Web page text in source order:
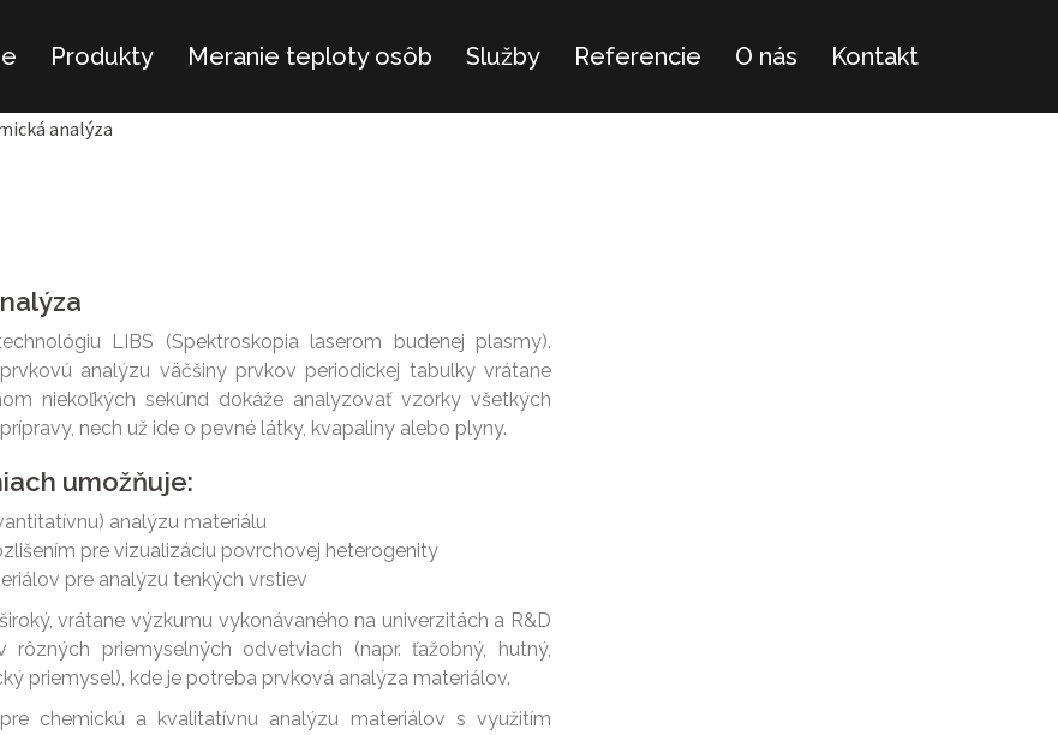
Produkty Meranie teploty osôb Služby Referencie O nás Kontakt
analýza
LIBS (Spektroskopia laserom budenej plasmy).
analýzu väčšiny prvkov periodickej tabulky vrátane
niekoľkých sekúnd dokáže analyzovať vzorky všetkých
nech už ide o pevné látky, kvapaliny alebo plyny.
umožňuje:
analýzu materiálu
pre vizualizáciu povrchovej heterogenity
pre analýzu tenkých vrstiev
vrátane výzkumu vykonávaného na univerzitách a R&D
priemyselných odvetviach (napr. ťažobný, hutný,
priemysel), kde je potreba prvková analýza materiálov.
chemickú a kvalitatívnu analýzu materiálov s využitím